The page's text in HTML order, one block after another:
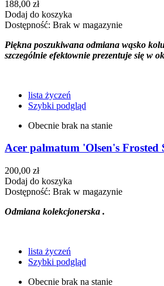
188,00 zł
Dodaj do koszyka
Dostępność: Brak w magazynie
Piękna poszukiwana odmiana wąsko
szczególnie efektownie prezentuje się w
lista życzeń
Szybki podgląd
Obecnie brak na stanie
Acer palmatum 'Olsen's Frosted
200,00 zł
Dodaj do koszyka
Dostępność: Brak w magazynie
Odmiana kolekcjonerska .
lista życzeń
Szybki podgląd
Obecnie brak na stanie